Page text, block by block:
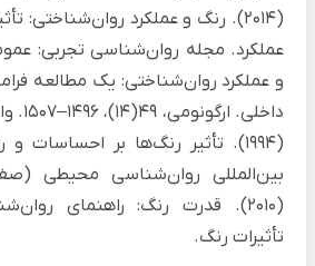
(2014). رنگ و عملکرد روان‌شناختی:
و عملکرد روان‌شناختی: یک مطالعه
(1994). تأثیر رنگ‌ها بر احساسات و
(2010). قدرت رنگ: راهنمای
تأثیرات رنگ.